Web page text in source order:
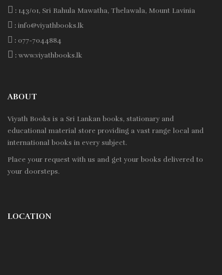
: 143/01, Sri Rahula Mawatha, Thelawala, Mount Lavinia
: info@viyathbooks.lk
: 077-7044884
: www.viyathbooks.lk
ABOUT
Viyath Books is a Sri Lankan books, stationary and
educational material store providing a vast range local and
international books in every subject.
Place your request with us and get your books delivered to
your doorsteps.
LOCATION